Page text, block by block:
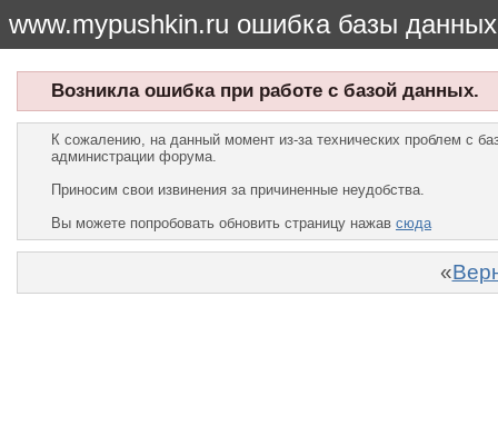
www.mypushkin.ru ошибка базы данных
Возникла ошибка при работе с базой данных.
К сожалению, на данный момент из-за технических проблем с
администрации форума.
Приносим свои извинения за причиненные неудобства.
Вы можете попробовать обновить страницу нажав сюда
«